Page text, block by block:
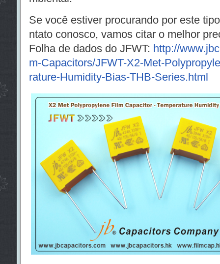
Se você estiver procurando por este
ntato conosco, vamos citar o melhor
Folha de dados do JFWT: http://
m-Capacitors/JFWT-X2-Met-
rature-Humidity-Bias-THB-Series.html